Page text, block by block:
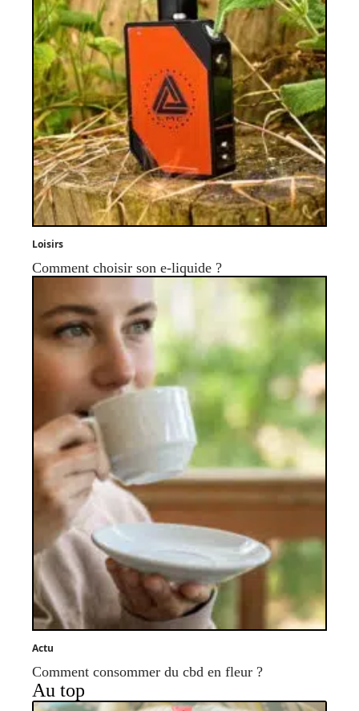
Loisirs
Comment choisir son e-liquide ?
Actu
Comment consommer du cbd en fleur ?
Au top